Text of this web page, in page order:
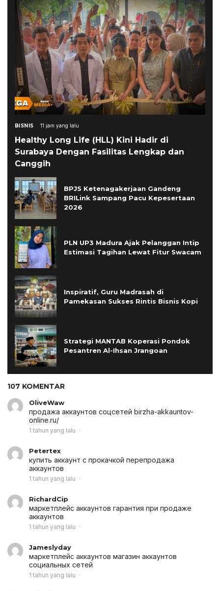
BISNIS 11 jam yang lalu
Healthy Long Life (HLL) Kini Hadir di
Surabaya Dengan Fasilitas Lengkap dan
Canggih
BPJS Ketenagakerjaan Gandeng
BRILink Sampang Pacu Kepesertaan
2026
PLN UP3 Madura Ajak Pelanggan Intip
Estimasi Tagihan Lewat Fitur Swacam
Inspiratif, Guru Madrasah di
Pamekasan Sukses Rintis Bisnis Kopi
Strategi MANTAB Koperasi Pondok
Pesantren Al-Ihsan Jrangoan
107 KOMENTAR
OliveWaw
продажа аккаунтов соцсетей birzha-akkauntov-
online.ru/
1 tahun yang lalu
Petertex
купить аккаунт с прокачкой перепродажа
аккаунтов
1 tahun yang lalu
RichardCip
маркетплейс аккаунтов гарантия при продаже
аккаунтов
1 tahun yang lalu
Jameslyday
маркетплейс аккаунтов магазин аккаунтов
социальных сетей
1 tahun yang lalu